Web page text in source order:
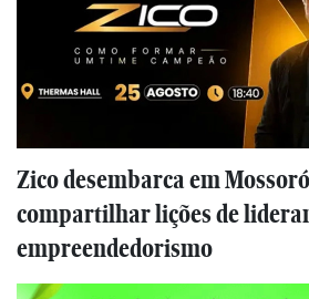
Zico desembarca em
compartilhar lições de
empreendedorismo